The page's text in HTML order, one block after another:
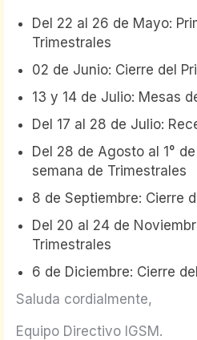
Del 22 al 26 de Mayo:
Trimestrales
02 de Junio: Cierre del
13 y 14 de Julio: Mesas
Del 17 al 28 de Julio:
Del 28 de Agosto al 1°
semana de Trimestrales
8 de Septiembre: Cierre
Del 20 al 24 de
Trimestrales
6 de Diciembre: Cierre
Saluda cordialmente,
Equipo Directivo IGSM.